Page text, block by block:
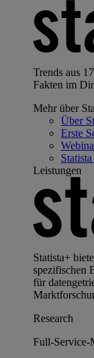
Trends aus
Fakten im
Mehr über
Über
Erste
Statista
Leistungen
Statista+
spezifischen
für
Research
Full-Service-